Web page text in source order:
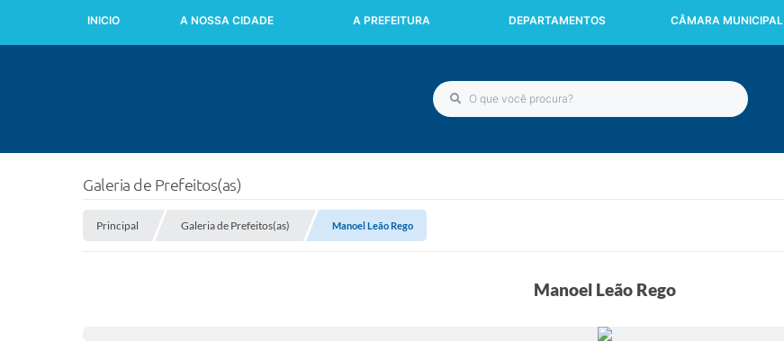
INICIO A NOSSA CIDADE A PREFEITURA DEPARTAMENTOS CÂMARA MUNICIPAL
Galeria de Prefeitos(as)
Principal Galeria de Prefeitos(as) Manoel Leão Rego
Manoel Leão Rego